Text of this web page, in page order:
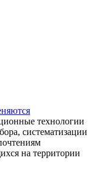
технологии
систематизации
на территории